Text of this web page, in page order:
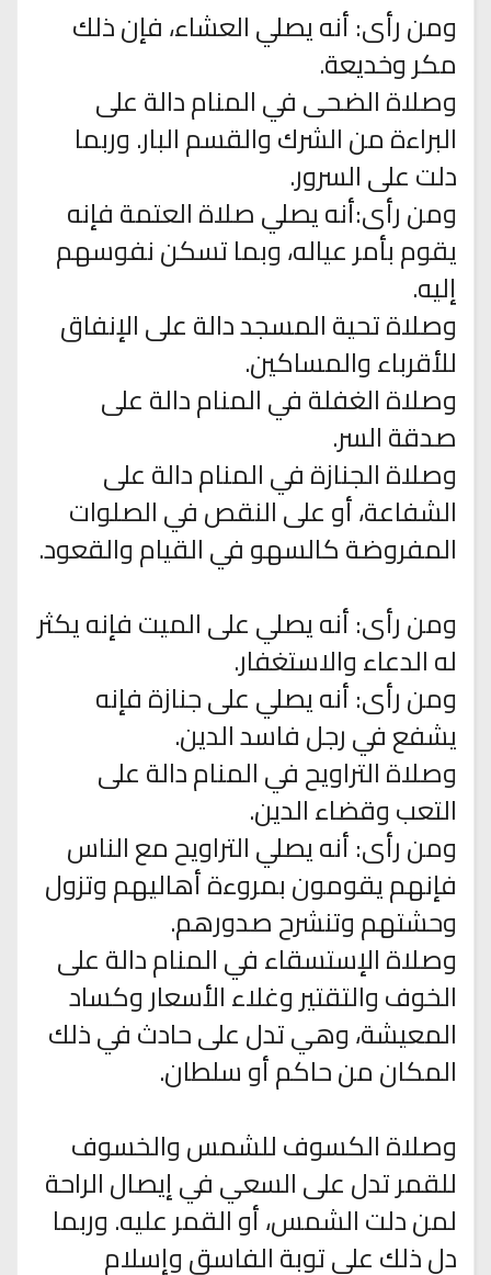
ومن رأى: أنه يصلي العشاء، فإن ذلك
مكر وخديعة.
وصلاة الضحى في المنام دالة على
البراءة من الشرك والقسم البار. وربما
دلت على السرور.
ومن رأى:أنه يصلي صلاة العتمة فإنه
يقوم بأمر عياله، وبما تسكن نفوسهم
إليه.
وصلاة تحية المسجد دالة على الإنفاق
للأقرباء والمساكين.
وصلاة الغفلة في المنام دالة على
صدقة السر.
وصلاة الجنازة في المنام دالة على
الشفاعة، أو على النقص في الصلوات
المفروضة كالسهو في القيام والقعود.
ومن رأى: أنه يصلي على الميت فإنه يكثر
له الدعاء والاستغفار.
ومن رأى: أنه يصلي على جنازة فإنه
يشفع في رجل فاسد الدين.
وصلاة التراويح في المنام دالة على
التعب وقضاء الدين.
ومن رأى: أنه يصلي التراويح مع الناس
فإنهم يقومون بمروءة أهاليهم وتزول
وحشتهم وتنشرح صدورهم.
وصلاة الإستسقاء في المنام دالة على
الخوف والتقتير وغلاء الأسعار وكساد
المعيشة، وهي تدل على حادث في ذلك
المكان من حاكم أو سلطان.
وصلاة الكسوف للشمس والخسوف
للقمر تدل على السعي في إيصال الراحة
لمن دلت الشمس، أو القمر عليه. وربما
دل ذلك على توبة الفاسق وإسلام